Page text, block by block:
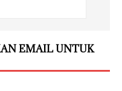
EMAIL UNTUK